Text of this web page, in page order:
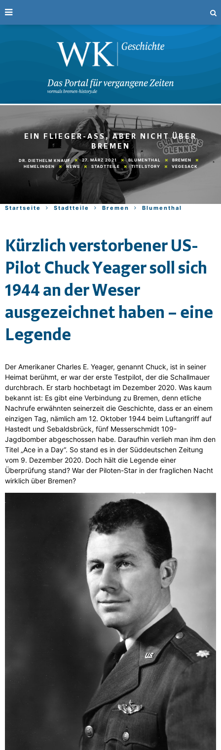
EIN FLIEGER-ASS, ABER NICHT ÜBER
BREMEN
DR. DIETHELM KNAUF 27. MÄRZ 2021 BLUMENTHAL
BREMEN
HEMELINGEN
NEWS STADTTEILE TITELSTORY VEGESACK
Startseite Stadtteile Bremen Blumenthal
Kürzlich verstorbener US-
Pilot Chuck Yeager soll sich
1944 an der Weser
ausgezeichnet haben – eine
Legende
Der Amerikaner Charles E. Yeager, genannt Chuck, ist in seiner
Heimat berühmt, er war der erste Testpilot, der die Schallmauer
durchbrach. Er starb hochbetagt im Dezember 2020. Was kaum
bekannt ist: Es gibt eine Verbindung zu Bremen, denn etliche
Nachrufe erwähnten seinerzeit die Geschichte, dass er an einem
einzigen Tag, nämlich am 12. Oktober 1944 beim Luftangriff auf
Hastedt und Sebaldsbrück, fünf Messerschmidt 109-
Jagdbomber abgeschossen habe. Daraufhin verlieh man ihm den
Titel „Ace in a Day“. So stand es in der Süddeutschen Zeitung
vom 9. Dezember 2020. Doch hält die Legende einer
Überprüfung stand? War der Piloten-Star in der fraglichen Nacht
wirklich über Bremen?